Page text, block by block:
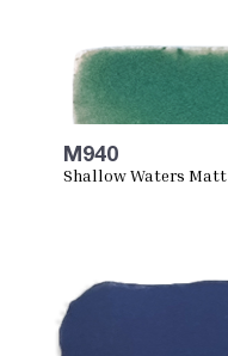
M940
Shallow Waters Matt